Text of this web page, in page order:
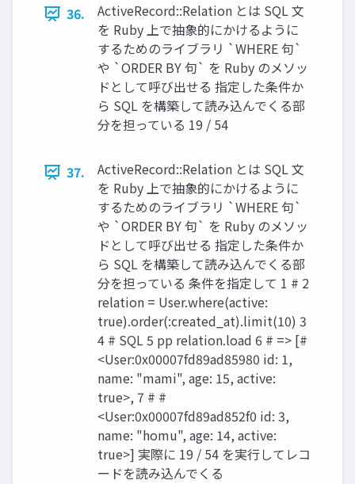
36.
ActiveRecord::Relation とは SQL 文
を Ruby 上で抽象的にかけるように
するためのライブラリ `WHERE 句`
や `ORDER BY 句` を Ruby のメソッ
ドとして呼び出せる 指定した条件か
ら SQL を構築して読み込んでくる部
分を担っている 19 / 54
37.
ActiveRecord::Relation とは SQL 文
を Ruby 上で抽象的にかけるように
するためのライブラリ `WHERE 句`
や `ORDER BY 句` を Ruby のメソッ
ドとして呼び出せる 指定した条件か
ら SQL を構築して読み込んでくる部
分を担っている 条件を指定して 1 # 2
relation = User.where(active:
true).order(:created_at).limit(10) 3
4 # SQL 5 pp relation.load 6 # => [#
<User:0x00007fd89ad85980 id: 1,
name: "mami", age: 15, active:
true>, 7 # #
<User:0x00007fd89ad852f0 id: 3,
name: "homu", age: 14, active:
true>] 実際に 19 / 54 を実行してレコ
ードを読み込んでくる